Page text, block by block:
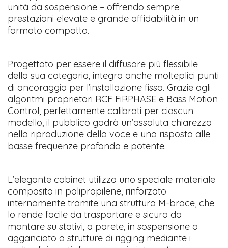
unità da sospensione – offrendo sempre
prestazioni elevate e grande affidabilità in un
formato compatto.
Progettato per essere il diffusore più flessibile
della sua categoria, integra anche molteplici punti
di ancoraggio per l’installazione fissa. Grazie agli
algoritmi proprietari RCF FiRPHASE e Bass Motion
Control, perfettamente calibrati per ciascun
modello, il pubblico godrà un’assoluta chiarezza
nella riproduzione della voce e una risposta alle
basse frequenze profonda e potente.
L’elegante cabinet utilizza uno speciale materiale
composito in polipropilene, rinforzato
internamente tramite una struttura M-brace, che
lo rende facile da trasportare e sicuro da
montare su stativi, a parete, in sospensione o
agganciato a strutture di rigging mediante i